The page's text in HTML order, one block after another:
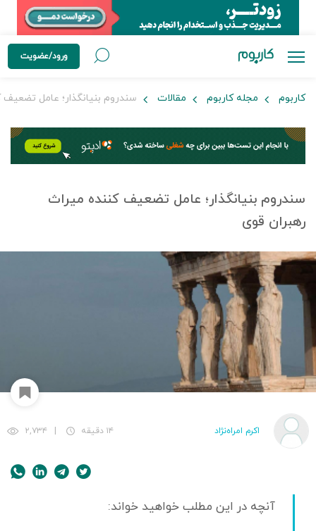
ورود/عضویت
کاربوم مجله کاربوم مقالات سندروم بنیانگذار؛ عامل تضعیف
سندروم بنیانگذار؛ عامل تضعیف کننده میراث
رهبران قوی
اکرم امراه‌نژاد ۱۴ دقیقه ۲,۷۳۴